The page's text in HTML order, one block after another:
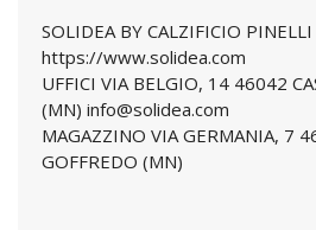
SOLIDEA BY CALZIFICIO
https://www.solidea.com
UFFICI VIA BELGIO, 14 46042
(MN) info@solidea.com
MAGAZZINO VIA GERMANIA, 7
GOFFREDO (MN)